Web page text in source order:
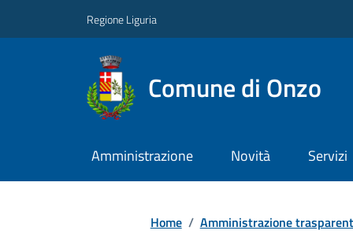
Regione Liguria
Comune di Onzo
Amministrazione Novità Servizi
Home / Amministrazione